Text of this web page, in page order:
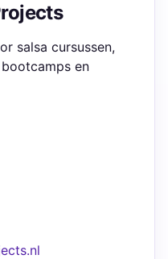
salsa cursussen,
en